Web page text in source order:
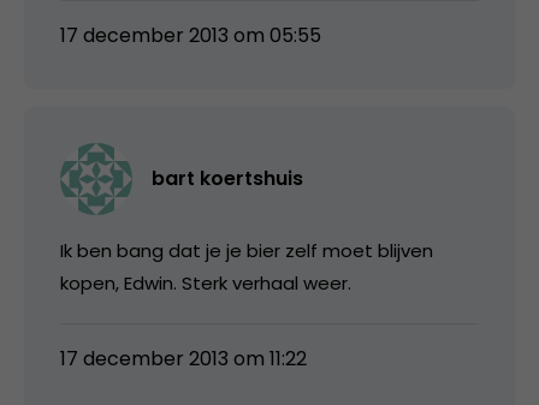
17 december 2013 om 05:55
bart koertshuis
Ik ben bang dat je je bier zelf moet blijven
kopen, Edwin. Sterk verhaal weer.
17 december 2013 om 11:22